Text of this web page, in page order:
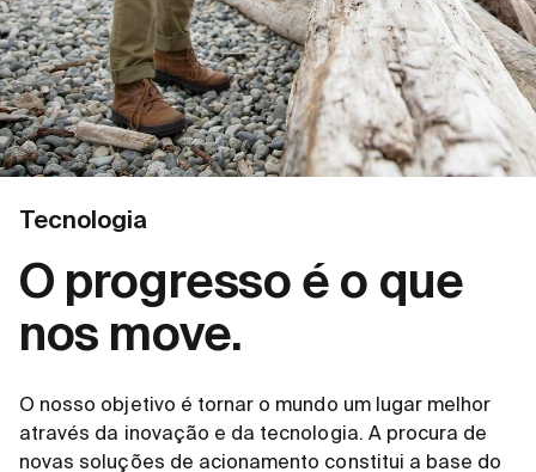
Tecnologia
O progresso é o que
nos move.
O nosso objetivo é tornar o mundo um lugar melhor
através da inovação e da tecnologia. A procura de
novas soluções de acionamento constitui a base do